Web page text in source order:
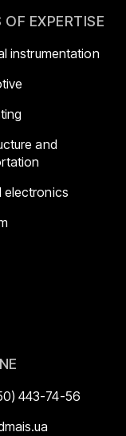
OF EXPERTISE
instrumentation
and
electronics
443-74-56